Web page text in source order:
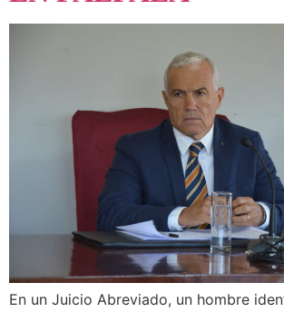
En un Juicio Abreviado, un hombre